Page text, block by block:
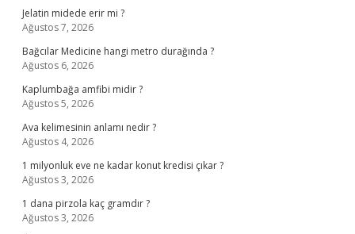
Jelatin midede erir mi ?
Ağustos 7, 2026
Bağcılar Medicine hangi metro durağında ?
Ağustos 6, 2026
Kaplumbağa amfibi midir ?
Ağustos 5, 2026
Ava kelimesinin anlamı nedir ?
Ağustos 4, 2026
1 milyonluk eve ne kadar konut kredisi çıkar ?
Ağustos 3, 2026
1 dana pirzola kaç gramdır ?
Ağustos 3, 2026